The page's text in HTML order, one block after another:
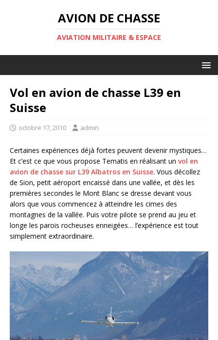
AVION DE CHASSE
AVIATION MILITAIRE & ESPACE
Vol en avion de chasse L39 en
Suisse
octobre 17, 2010 admin
Certaines expériences déjà fortes peuvent devenir mystiques…
Et c’est ce que vous propose Tematis en réalisant un vol en
avion de chasse sur L39 Albatros en Suisse. Vous décollez
de Sion, petit aéroport encaissé dans une vallée, et dès les
premières secondes le Mont Blanc se dresse devant vous
alors que vous commencez à atteindre les cimes des
montagnes de la vallée. Puis votre pilote se prend au jeu et
longe les parois rocheuses enneigées… l’expérience est tout
simplement extraordinaire.